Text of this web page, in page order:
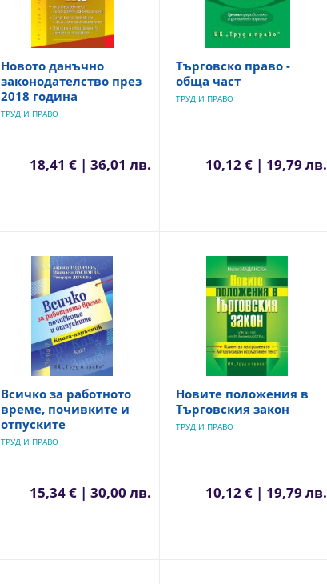
Новото данъчно
законодателство през
2018 година
ТРУД И ПРАВО
18,41 € | 36,01 лв.
Търговско право -
обща част
ТРУД И ПРАВО
10,12 € | 19,79 лв.
Всичко за работното
време, почивките и
отпуските
ТРУД И ПРАВО
15,34 € | 30,00 лв.
Новите положения в
Търговския закон
ТРУД И ПРАВО
10,12 € | 19,79 лв.